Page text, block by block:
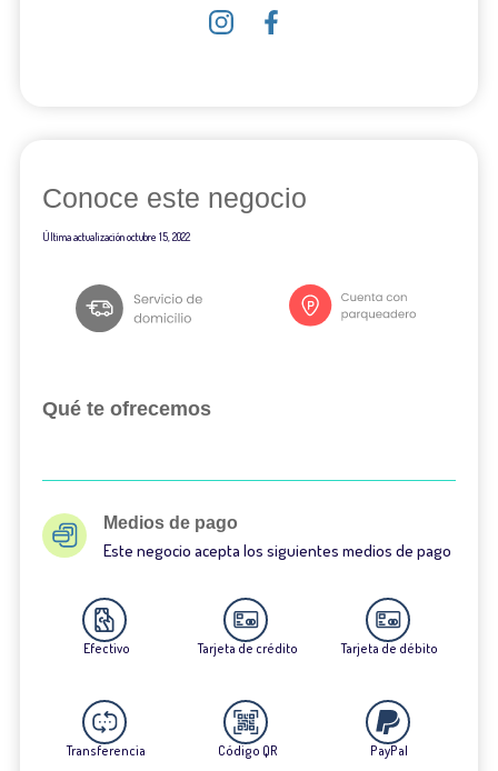
Conoce este negocio
Última actualizaciónoctubre 15, 2022
Qué te ofrecemos
Medios de pago
Este negocio acepta los siguientes medios de pago
Efectivo Tarjeta de crédito Tarjeta de débito
Transferencia Código QR PayPal